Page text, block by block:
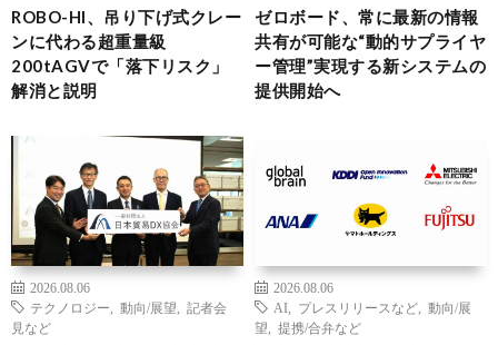
ROBO-HI、吊り下げ式クレー
ンに代わる超重量級
200tAGVで「落下リスク」
解消と説明
ゼロボード、常に最新の情報
共有が可能な“動的サプライヤ
ー管理”実現する新システムの
提供開始へ
2026.08.06
テクノロジー
動向/展望
記者会
見など
2026.08.06
AI
プレスリリースなど
動向/展
望
提携/合弁など